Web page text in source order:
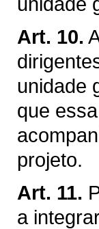
Art. 10.
unidade
que
projeto.
Art. 11.
a